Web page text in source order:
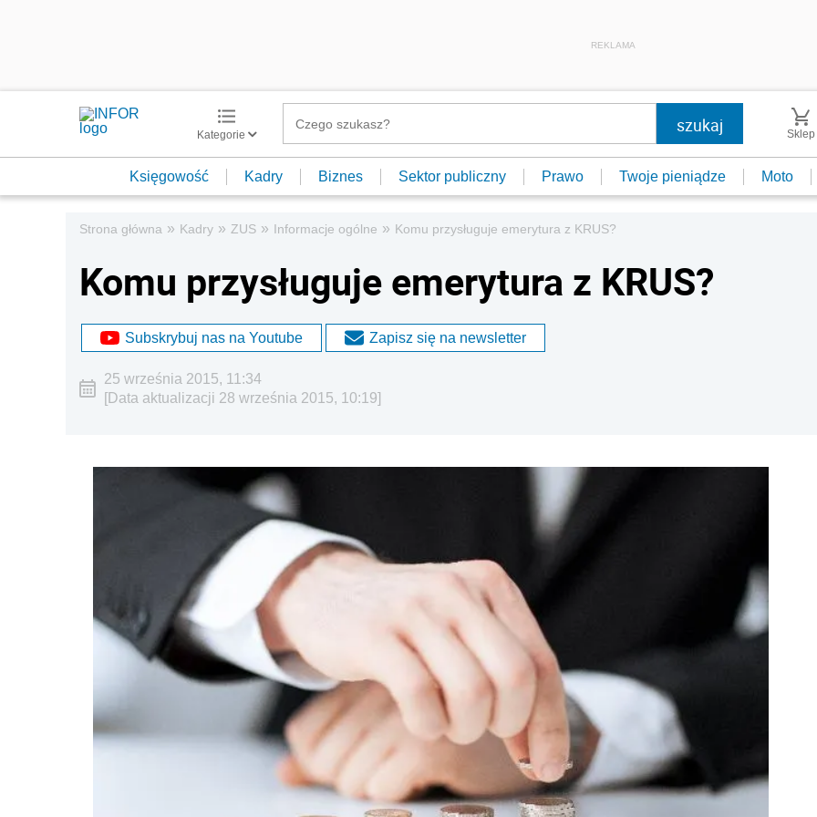
REKLAMA
Kategorie Sklep
Księgowość Kadry Biznes Sektor publiczny Prawo Twoje pieniądze Moto
Strona główna » Kadry » ZUS » Informacje ogólne » Komu przysługuje emerytura z KRUS?
Komu przysługuje emerytura z KRUS?
Subskrybuj nas na Youtube Zapisz się na newsletter
25 września 2015, 11:34
[Data aktualizacji 28 września 2015, 10:19]